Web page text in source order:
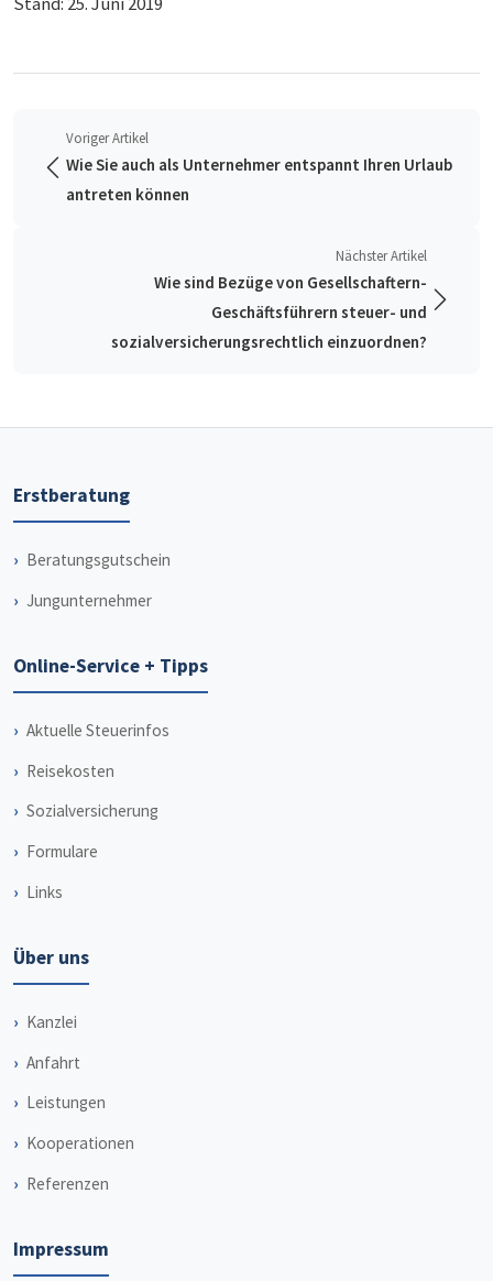
Voriger Artikel
Wie Sie auch als Unternehmer entspannt Ihren Urlaub
antreten können
Nächster Artikel
Wie sind Bezüge von Gesellschaftern-
Geschäftsführern steuer- und
sozialversicherungsrechtlich einzuordnen?
Erstberatung
Beratungsgutschein
Jungunternehmer
Online-Service + Tipps
Aktuelle Steuerinfos
Reisekosten
Sozialversicherung
Formulare
Links
Über uns
Kanzlei
Anfahrt
Leistungen
Kooperationen
Referenzen
Impressum